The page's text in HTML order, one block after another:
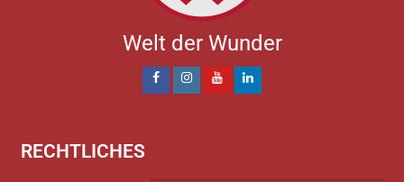
Welt der Wunder
RECHTLICHES